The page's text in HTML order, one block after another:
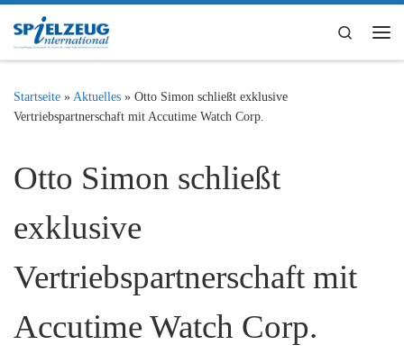
Zum Inhalt springen
Search
Startseite » Aktuelles » Otto Simon schließt exklusive
Vertriebspartnerschaft mit Accutime Watch Corp.
Otto Simon schließt
exklusive
Vertriebspartnerschaft mit
Accutime Watch Corp.